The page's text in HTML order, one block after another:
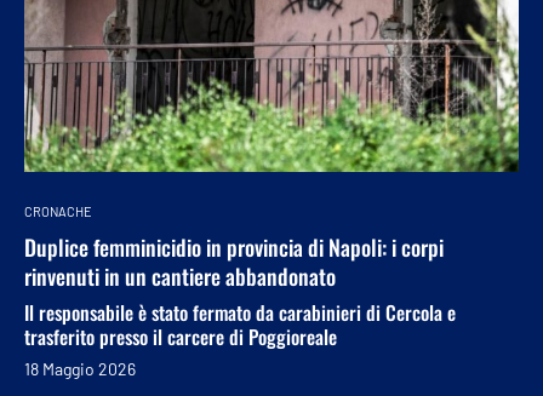
CRONACHE
Duplice femminicidio in provincia di Napoli: i corpi
rinvenuti in un cantiere abbandonato
Il responsabile è stato fermato da carabinieri di Cercola e
trasferito presso il carcere di Poggioreale
18 Maggio 2026